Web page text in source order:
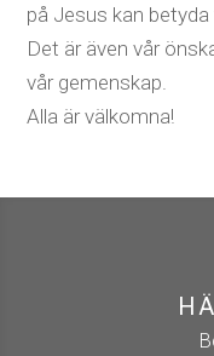
på Jesus kan betyda
Det är även vår
vår gemenskap.
Alla är välkomna!